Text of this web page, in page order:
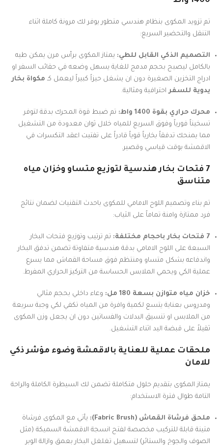
تم تزويد المكوى بنظام هندسي متطور يوفر لك مرونة كاملة اثناء
التنقل والتحضير السريع:
التصميم الذكي القابل للطي: يمتاز المكوى برأس مرن يمكن طيه
بالكامل ليصبح بحجم مدمج للغاية يسهل وضعه في حقائب السفر او
ادراج التخزين الصغيرة دون ان يشغل حيزاً كبيراً ليعمل كـ مكواة بخار
يدوية للسفر احترافية ومثالية.
محرك حراري بقوة 1400 واط:
تم ضبط قوة المحرك بدقة لتوفر
تسخيناً فورياً وفوق السريع للمياه خلال ثوان معدودة من التشغيل
مما يمنحك تدفقاً بخارياً قوياً قادراً على تفتيت اعقد التكسرات في
الاقمشة بوقت قياسي وقصير.
7 فتحات بخار هندسية لتوزيع متساو وخزان مياه
متناسق
تم بناء وتصميم اللوح الامامي للمكوى باحدث التقنيات لضمان نتائج
فرد ممتازة وامنة تماماً على الثياب:
7 فتحات بخار باحجام مختلفة:
تم ترتيب وتوزيع فتحات البخار
السبعة على اللوح الامامي بدقة هندسية متفاوتة تضمن تدفق البخار
واندفاعه بشكل متساو ومنتظم فوق مساحة القماش مما يسرع
عملية الكي ويحمي الملابس الحساسة من التركيز الحراري المفرط.
خزان مياه متوازن بسعة 180 مل:
وعاء داخلي بحجم مثالي
ومدروس بعناية يتسع لكمية وافرة من المياه تكفي لكي وجبة سريعة
من الملابس او تنسيق البدلات والفساتين دون ان يجعل وزن المكوى
ثقيلاً على قبضة اليد اثناء التشغيل.
ملحقات عملية للعناية بالاقمشة وضوء مؤشر ذكي
للامان
يمتاز المكوى بتقديم حلول متكاملة تضمن لك السيطرة الكاملة والراحة
التامة طوال فترة الاستخدام:
ملحق فرشاة القماش (Fabric Brush):
يأتي مع المكوى فرشاة
متينة قابلة للتركيب مخصصة لفتح انسجة الاقمشة السميكة (مثل
الصوف والجوخ والستائر) لتسهيل تغلغل البخار بعمق وازالة الوبر